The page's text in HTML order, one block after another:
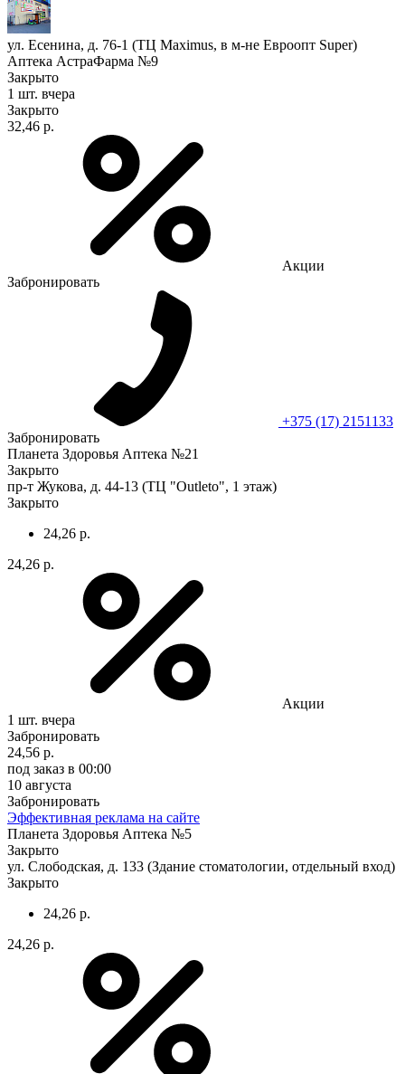
ул. Есенина, д. 76-1 (ТЦ Maximus, в м-не Евроопт Super)
Аптека АстраФарма №9
Закрыто
1 шт. вчера
Закрыто
32,46 р.
Акции
Забронировать
+375 (17) 2151133
Забронировать
Планета Здоровья Аптека №21
Закрыто
пр-т Жукова, д. 44-13 (ТЦ "Outleto", 1 этаж)
Закрыто
24,26 р.
24,26 р.
Акции
1 шт. вчера
Забронировать
24,56 р.
под заказ в 00:00
10 августа
Забронировать
Эффективная реклама на сайте
Планета Здоровья Аптека №5
Закрыто
ул. Слободская, д. 133 (Здание стоматологии, отдельный вход)
Закрыто
24,26 р.
24,26 р.